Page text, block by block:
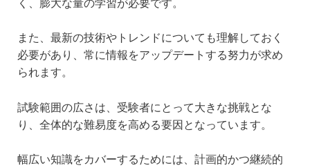
く、膨大な量の学習が必要です。
また、最新の技術やトレンドについても理解しておく
必要があり、常に情報をアップデートする努力が求め
られます。
試験範囲の広さは、受験者にとって大きな挑戦とな
り、全体的な難易度を高める要因となっています。
幅広い知識をカバーするためには、計画的かつ継続的